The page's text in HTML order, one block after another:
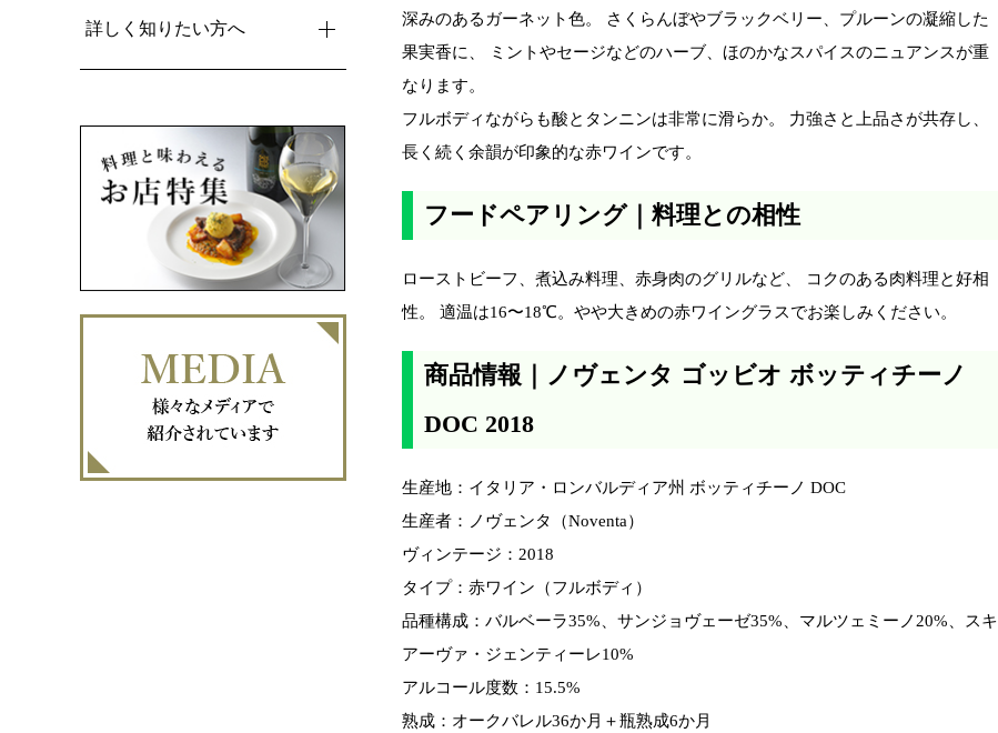
詳しく知りたい方へ
深みのあるガーネット色。 さくらんぼやブラックベリー、プルーンの凝縮した
果実香に、 ミントやセージなどのハーブ、ほのかなスパイスのニュアンスが重
なります。
フルボディながらも酸とタンニンは非常に滑らか。 力強さと上品さが共存し、
長く続く余韻が印象的な赤ワインです。
フードペアリング｜料理との相性
ローストビーフ、煮込み料理、赤身肉のグリルなど、 コクのある肉料理と好相
性。 適温は16〜18℃。やや大きめの赤ワイングラスでお楽しみください。
商品情報｜ノヴェンタ ゴッビオ ボッティチーノ
DOC 2018
生産地：イタリア・ロンバルディア州 ボッティチーノ DOC
生産者：ノヴェンタ（Noventa）
ヴィンテージ：2018
タイプ：赤ワイン（フルボディ）
品種構成：バルベーラ35%、サンジョヴェーゼ35%、マルツェミーノ20%、スキ
アーヴァ・ジェンティーレ10%
アルコール度数：15.5%
熟成：オークバレル36か月＋瓶熟成6か月